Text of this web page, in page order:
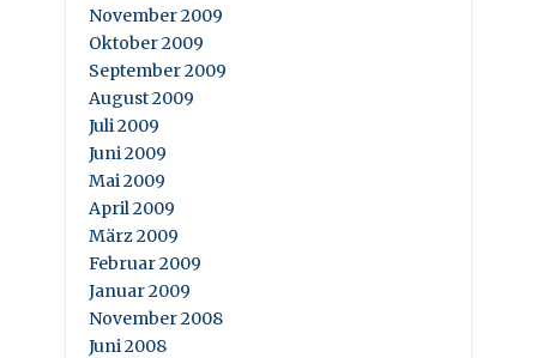
November 2009
Oktober 2009
September 2009
August 2009
Juli 2009
Juni 2009
Mai 2009
April 2009
März 2009
Februar 2009
Januar 2009
November 2008
Juni 2008